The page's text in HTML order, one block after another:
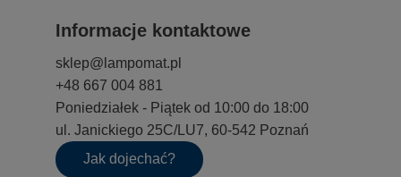
Informacje kontaktowe
sklep@lampomat.pl
+48 667 004 881
Poniedziałek - Piątek od 10:00 do 18:00
ul. Janickiego 25C/LU7, 60-542 Poznań
Jak dojechać?